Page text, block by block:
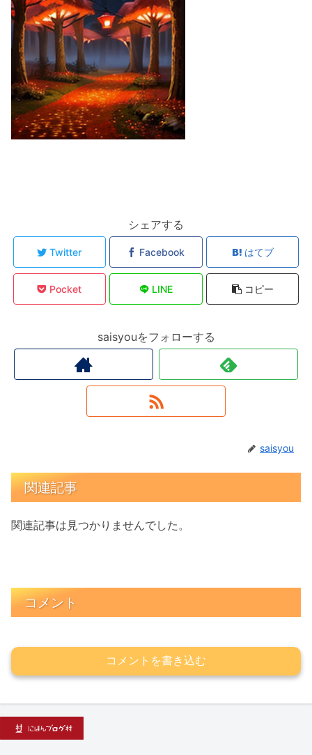
シェアする
Twitter Facebook はてブ
Pocket LINE コピー
saisyouをフォローする
saisyou
関連記事
関連記事は見つかりませんでした。
コメント
コメントを書き込む